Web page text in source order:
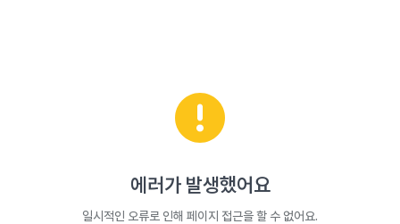
에러가 발생했어요
일시적인 오류로 인해 페이지 접근을 할 수 없어요.